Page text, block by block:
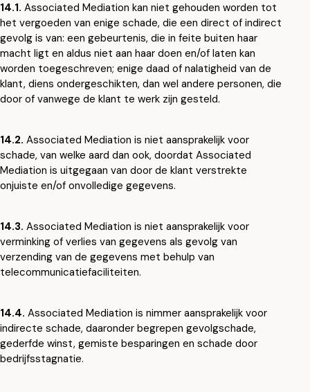
14.1. Associated Mediation kan niet gehouden worden tot
het vergoeden van enige schade, die een direct of indirect
gevolg is van: een gebeurtenis, die in feite buiten haar
macht ligt en aldus niet aan haar doen en/of laten kan
worden toegeschreven; enige daad of nalatigheid van de
klant, diens ondergeschikten, dan wel andere personen, die
door of vanwege de klant te werk zijn gesteld.
14.2. Associated Mediation is niet aansprakelijk voor
schade, van welke aard dan ook, doordat Associated
Mediation is uitgegaan van door de klant verstrekte
onjuiste en/of onvolledige gegevens.
14.3. Associated Mediation is niet aansprakelijk voor
verminking of verlies van gegevens als gevolg van
verzending van de gegevens met behulp van
telecommunicatiefaciliteiten.
14.4. Associated Mediation is nimmer aansprakelijk voor
indirecte schade, daaronder begrepen gevolgschade,
gederfde winst, gemiste besparingen en schade door
bedrijfsstagnatie.